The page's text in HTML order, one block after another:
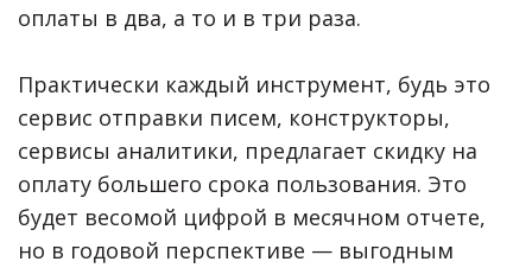
оплаты в два, а то и в три раза.
Практически каждый инструмент, будь это
сервис отправки писем, конструкторы,
сервисы аналитики, предлагает скидку на
оплату большего срока пользования. Это
будет весомой цифрой в месячном отчете,
но в годовой перспективе — выгодным